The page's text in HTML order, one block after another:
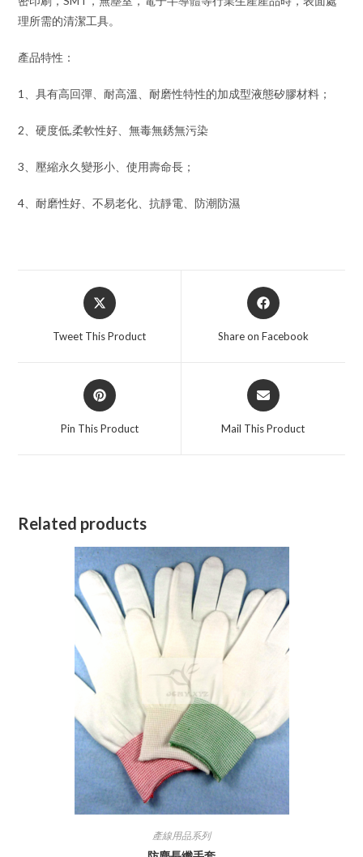
理所需的清潔工具。
產品特性：
1、具有高回彈、耐高溫、耐磨性特性的加成型液態矽膠材料；
2、硬度低,柔軟性好、無毒無銹無污染
3、壓縮永久變形小、使用壽命長；
4、耐磨性好、不易老化、抗靜電、防潮防濕
Opens
in
Tweet This Product
Opens
in
Share on Facebook
Opens
in
Pin This Product
Opens
in
Mail This Product
Related products
產線用品系列